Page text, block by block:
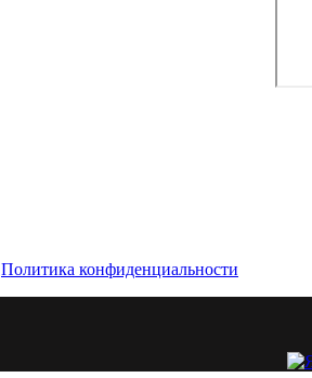
Политика конфиденциальности